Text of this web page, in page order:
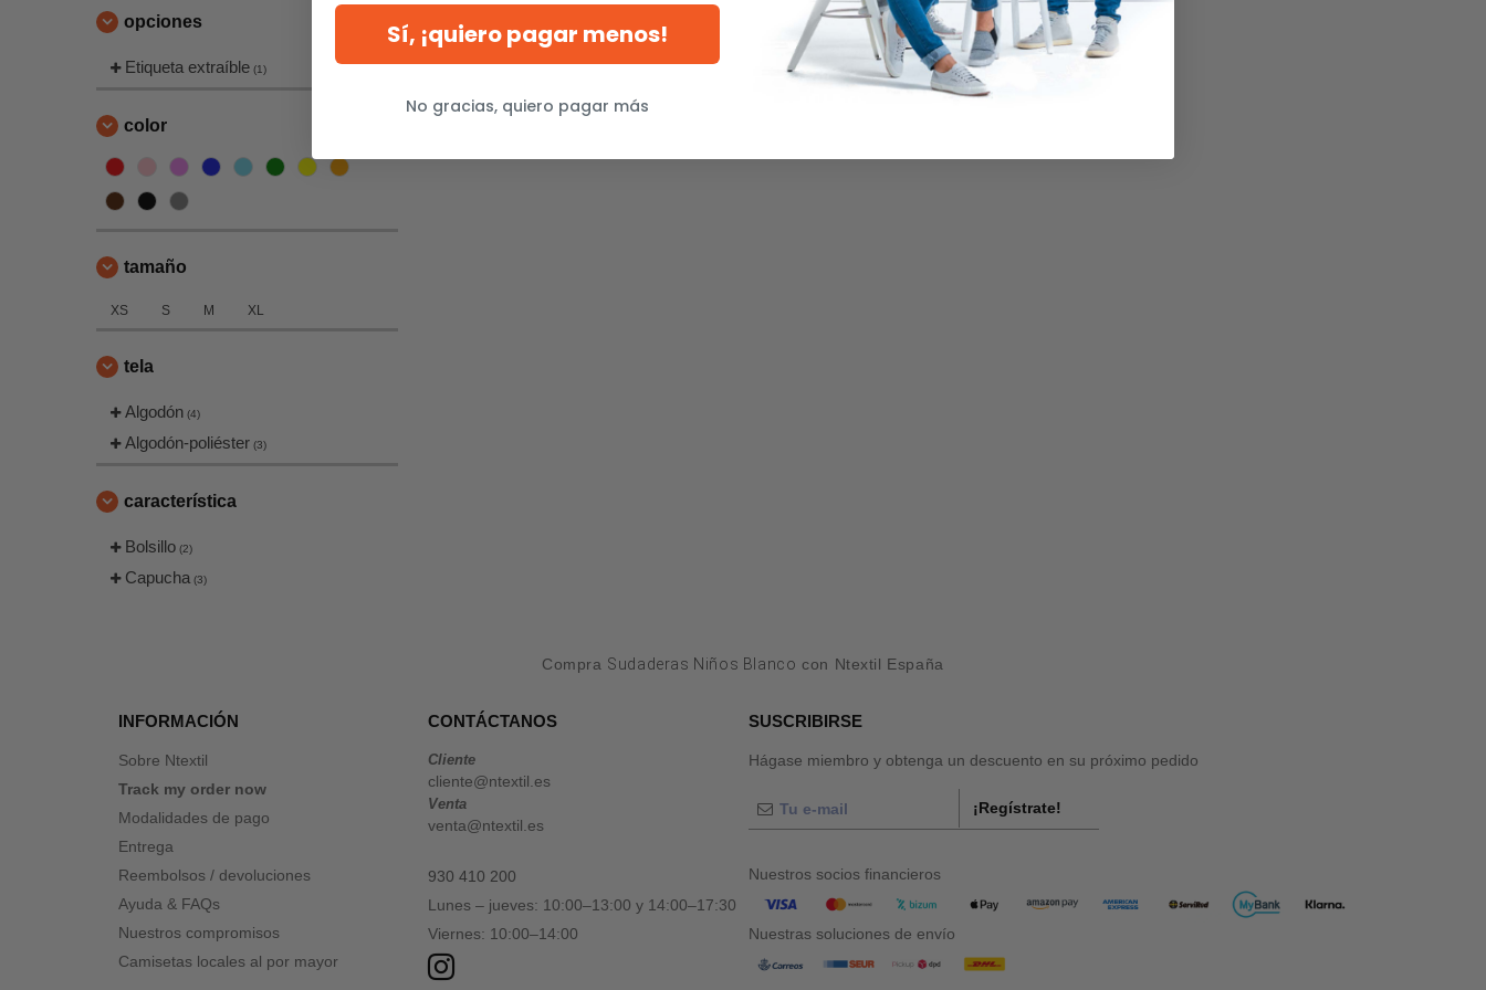
opciones
Etiqueta extraíble (1)
color
tamaño
XS S M XL
tela
Algodón (4)
Algodón-poliéster (3)
característica
Bolsillo (2)
Capucha (3)
Compra Sudaderas Niños Blanco con Ntextil España
INFORMACIÓN
Sobre Ntextil
Track my order now
Modalidades de pago
Entrega
Reembolsos / devoluciones
Ayuda & FAQs
Nuestros compromisos
Camisetas locales al por mayor
CONTÁCTANOS
Cliente
cliente@ntextil.es
Venta
venta@ntextil.es
930 410 200
Lunes – jueves: 10:00–13:00 y 14:00–17:30
Viernes: 10:00–14:00
SUSCRIBIRSE
Hágase miembro y obtenga un descuento en su próximo pedido
¡Regístrate!
Nuestros socios financieros
Nuestras soluciones de envío
Sí, ¡quiero pagar menos!
No gracias, quiero pagar más